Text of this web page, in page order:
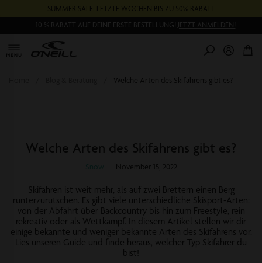
Welche Arten des Skifahrens gibt es?
SUMMER SALE: LETZTE WOCHEN BIS ZU 50% RABATT
10 % RABATT AUF DEINE ERSTE BESTELLUNG! JETZT ANMELDEN!
Welche Arten des Skifahrens gibt es?
Snow November 15, 2022
Skifahren ist weit mehr, als auf zwei Brettern einen Berg
runterzurutschen. Es gibt viele unterschiedliche Skisport-Arten:
von der Abfahrt über Backcountry bis hin zum Freestyle, rein
rekreativ oder als Wettkampf. In diesem Artikel stellen wir dir
einige bekannte und weniger bekannte Arten des Skifahrens vor.
Lies unseren Guide und finde heraus, welcher Typ Skifahrer du
bist!